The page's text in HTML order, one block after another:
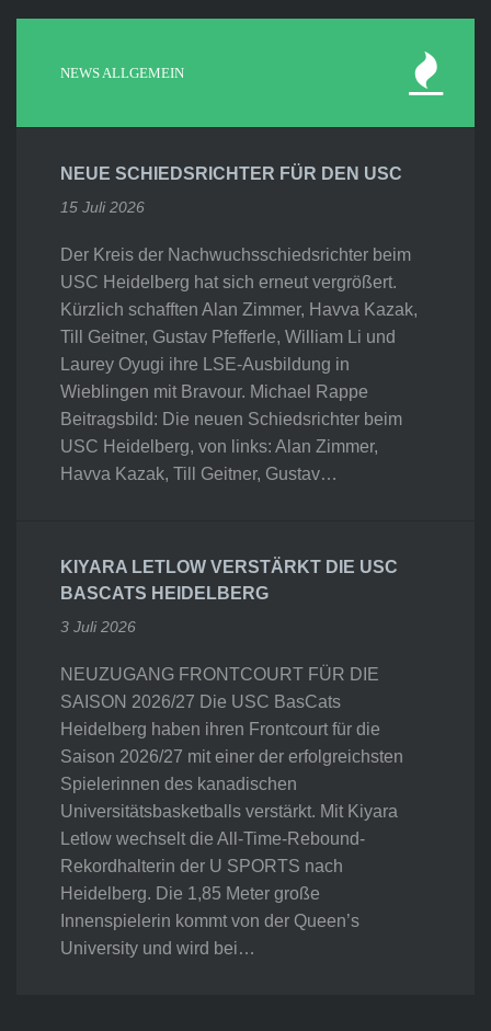
NEWS ALLGEMEIN
NEUE SCHIEDSRICHTER FÜR DEN USC
15 Juli 2026
Der Kreis der Nachwuchsschiedsrichter beim
USC Heidelberg hat sich erneut vergrößert.
Kürzlich schafften Alan Zimmer, Havva Kazak,
Till Geitner, Gustav Pfefferle, William Li und
Laurey Oyugi ihre LSE-Ausbildung in
Wieblingen mit Bravour. Michael Rappe
Beitragsbild: Die neuen Schiedsrichter beim
USC Heidelberg, von links: Alan Zimmer,
Havva Kazak, Till Geitner, Gustav…
KIYARA LETLOW VERSTÄRKT DIE USC
BASCATS HEIDELBERG
3 Juli 2026
NEUZUGANG FRONTCOURT FÜR DIE
SAISON 2026/27 Die USC BasCats
Heidelberg haben ihren Frontcourt für die
Saison 2026/27 mit einer der erfolgreichsten
Spielerinnen des kanadischen
Universitätsbasketballs verstärkt. Mit Kiyara
Letlow wechselt die All-Time-Rebound-
Rekordhalterin der U SPORTS nach
Heidelberg. Die 1,85 Meter große
Innenspielerin kommt von der Queen’s
University und wird bei…